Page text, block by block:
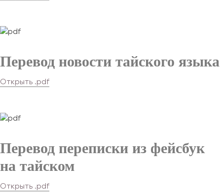
Перевод новости тайского языка
Открыть .pdf
Перевод переписки из фейсбук
на тайском
Открыть .pdf